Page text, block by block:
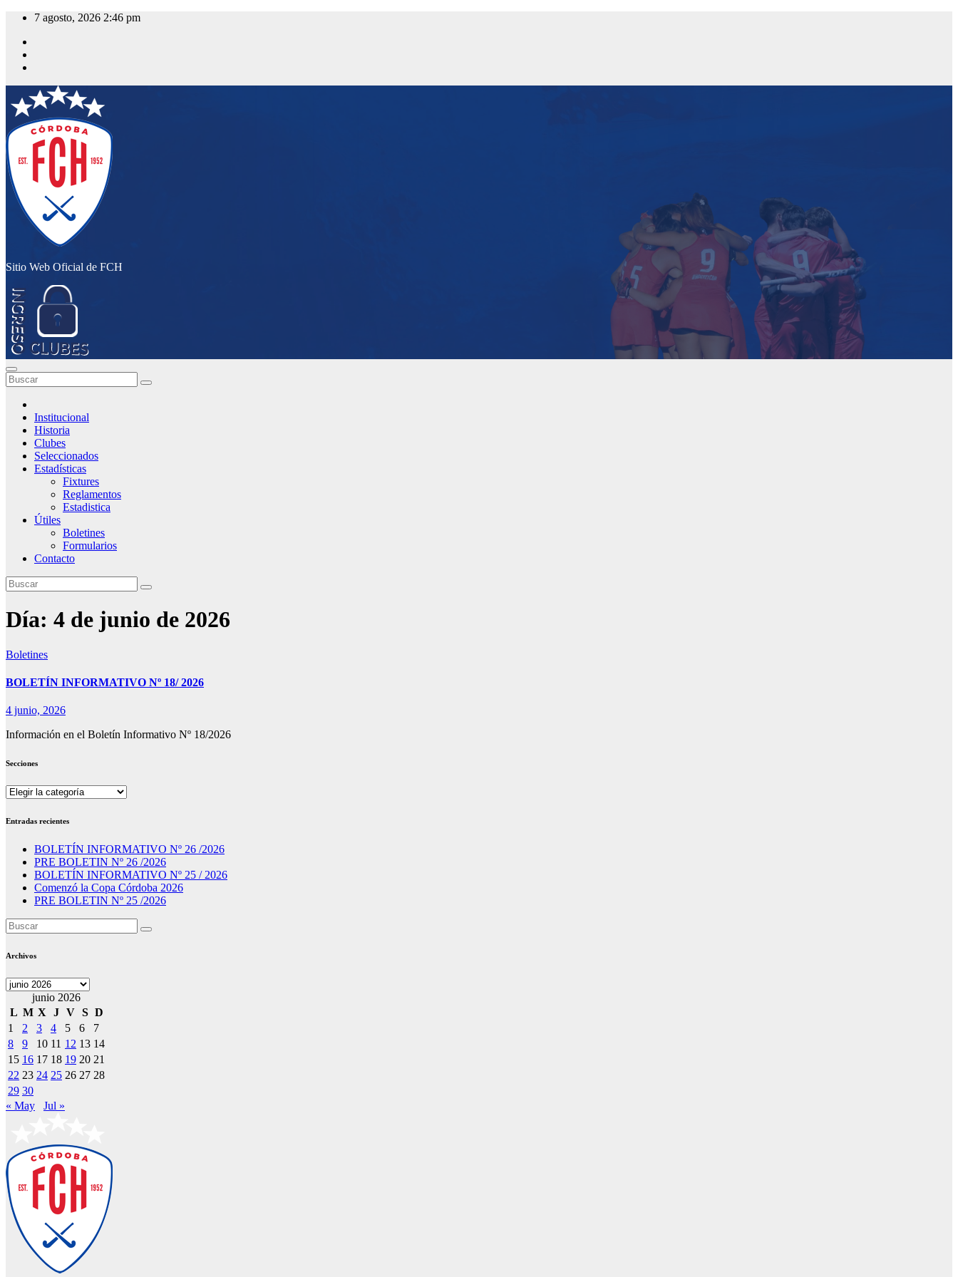
Saltar
contenido
7 agosto, 2026 2:46 pm
Sitio Web Oficial de FCH
Institucional
Historia
Clubes
Seleccionados
Estadísticas
Fixtures
Reglamentos
Estadistica
Útiles
Boletines
Formularios
Contacto
Día: 4 de junio de 2026
Boletines
BOLETÍN INFORMATIVO Nº 18/ 2026
4 junio, 2026
Información en el Boletín Informativo Nº 18/2026
Secciones
Secciones
Entradas recientes
BOLETÍN INFORMATIVO Nº 26 /2026
PRE BOLETIN Nº 26 /2026
BOLETÍN INFORMATIVO Nº 25 / 2026
Comenzó la Copa Córdoba 2026
PRE BOLETIN Nº 25 /2026
Archivos
Archivos
junio 2026
L M X J V S D
1
2 3 4 5 6
7
8
9 10 11 12 13 14
15 16 17 18 19 20 21
22 23 24 25 26 27 28
29 30
« May
Jul »